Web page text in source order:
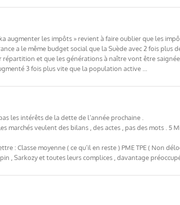
augmenter les impôts » revient à faire oublier que les
a le même budget social que la Suède avec 2 fois
répartition et que les générations à naître vont être
3 fois plus vite que la population active …
les intérêts de la dette de l’année prochaine .
marchés veulent des bilans , des actes , pas des mots . 5
: Classe moyenne ( ce qu’il en reste ) PME TPE ( Non
, Sarkozy et toutes leurs complices , davantage